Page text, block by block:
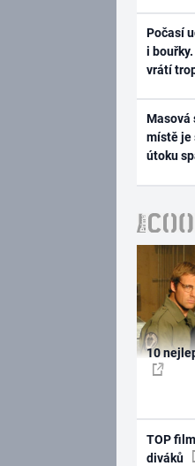
Počasí
i bouřky.
vrátí
Masová
místě je
útoku
10
TOP
diváků